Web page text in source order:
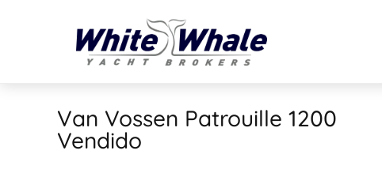
Van Vossen Patrouille 1200
Vendido